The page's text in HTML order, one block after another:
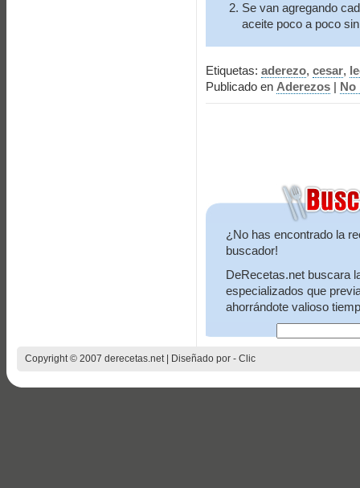
Se van agregando
aceite poco a poco
Etiquetas: aderezo, cesar,
Publicado en Aderezos | No
¿No has encontrado la
buscador!
DeRecetas.net buscara
especializados que
ahorrándote valioso
Copyright © 2007 derecetas.net | Diseñado por - Clic